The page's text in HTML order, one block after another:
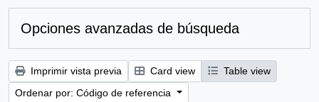
Opciones avanzadas de búsqueda
Imprimir vista previa Card view
Table view
Ordenar por: Código de referencia